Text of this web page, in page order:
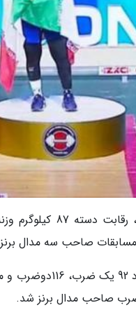
به گزارش
صاحب سه مدال
صاحب مدال برنز شد.